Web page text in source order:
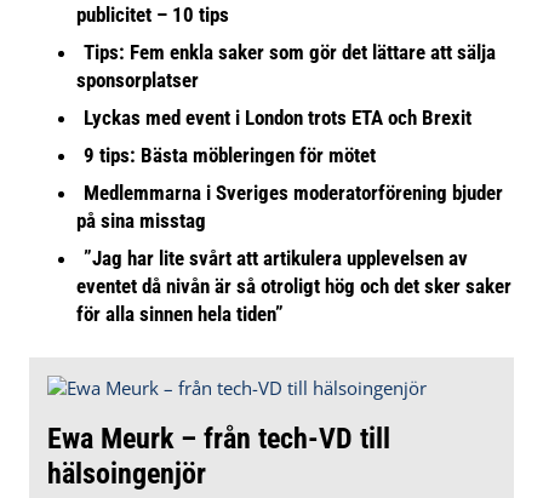
publicitet – 10 tips
Tips: Fem enkla saker som gör det lättare att sälja
sponsorplatser
Lyckas med event i London trots ETA och Brexit
9 tips: Bästa möbleringen för mötet
Medlemmarna i Sveriges moderatorförening bjuder
på sina misstag
”Jag har lite svårt att artikulera upplevelsen av
eventet då nivån är så otroligt hög och det sker saker
för alla sinnen hela tiden”
Ewa Meurk – från tech-VD till
hälsoingenjör